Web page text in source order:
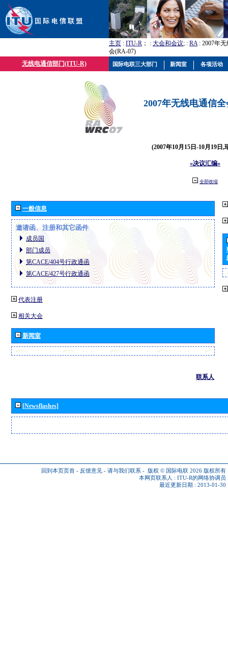
主页 : ITU-R ； : 大会和会议; : RA: 2007年
会(RA-07)
无线电通信部门(ITU-R)
2007年无线电通信
(2007年10月15日-10月19日,
«决议汇编»
全部收缩
一般信息
邀请函、注册和其它函件
成员国
部门成员
第CACE/404号行政通函
第CACE/427号行政通函
代表注册
相关大会
新闻室
联系人
[Newsflashes]
回到本页页首 - 反馈意见 - 请与我们联系 - 版权 © 国际电联 2026 版权所有
本网页联系人 : ITU-R的网络协调员
最近更新日期 : 2013-01-30
国际电联三大部门 新闻室 各项活动